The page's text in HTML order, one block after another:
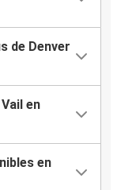
de Denver
en
en